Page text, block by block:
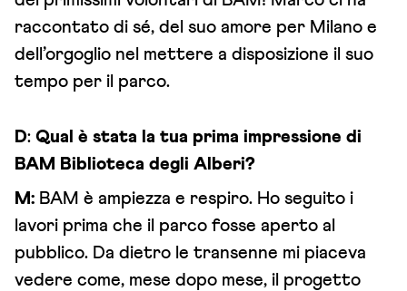
raccontato di sé, del suo amore per Milano e
dell’orgoglio nel mettere a disposizione il suo
tempo per il parco.
D: Qual è stata la tua prima impressione di
BAM Biblioteca degli Alberi?
M: BAM è ampiezza e respiro. Ho seguito i
lavori prima che il parco fosse aperto al
pubblico. Da dietro le transenne mi piaceva
vedere come, mese dopo mese, il progetto